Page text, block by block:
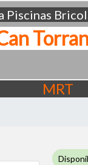
Piscinas
MRT